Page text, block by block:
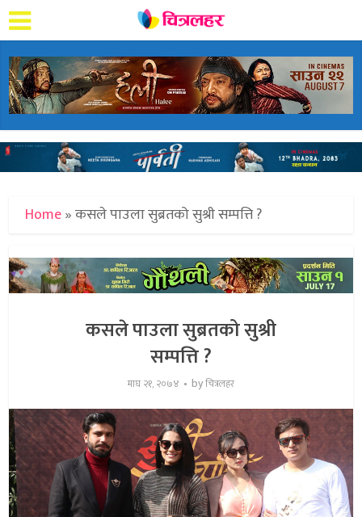
Home»कसले पाउला सुब्रतको सुश्री सम्पत्ति ?
कसले पाउला सुब्रतको सुश्री
सम्पत्ति ?
माघ २१, २०७४ byचित्रलहर